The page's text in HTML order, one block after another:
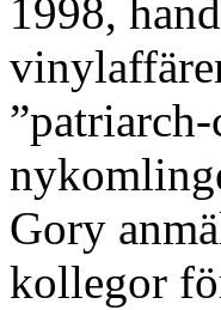
1998,
Gory
kollegor